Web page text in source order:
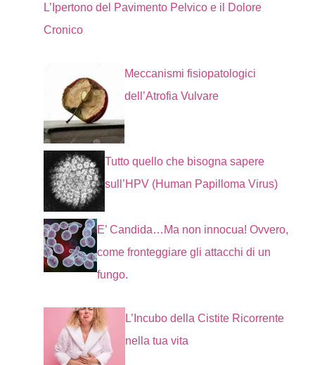
L’Ipertono del Pavimento Pelvico e il Dolore
Cronico
Meccanismi fisiopatologici
dell’Atrofia Vulvare
Tutto quello che bisogna sapere
sull’HPV (Human Papilloma Virus)
E’ Candida…Ma non innocua! Ovvero,
come fronteggiare gli attacchi di un
fungo.
L’Incubo della Cistite Ricorrente
nella tua vita